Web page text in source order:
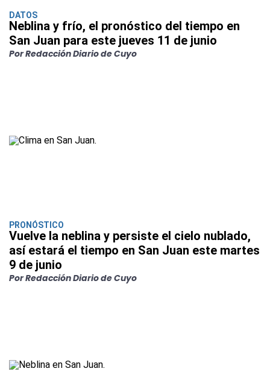
DATOS
Neblina y frío, el pronóstico del tiempo en
San Juan para este jueves 11 de junio
Por Redacción Diario de Cuyo
PRONÓSTICO
Vuelve la neblina y persiste el cielo nublado,
así estará el tiempo en San Juan este martes
9 de junio
Por Redacción Diario de Cuyo